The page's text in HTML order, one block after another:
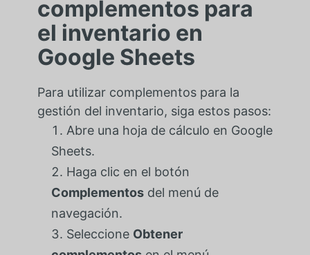
complementos para
el inventario en
Google Sheets
Para utilizar complementos para la
gestión del inventario, siga estos pasos:
Abre una hoja de cálculo en Google
Sheets.
Haga clic en el botón
Complementosdel menú de
navegación.
Seleccione Obtener